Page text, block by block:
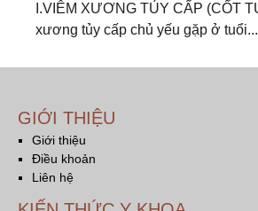
I.VIÊM XƯƠNG TỦY CẤP (CỐT
xương tủy cấp chủ yếu gặp ở tuổi...
GIỚI THIỆU
Giới thiệu
Điều khoản
Liên hệ